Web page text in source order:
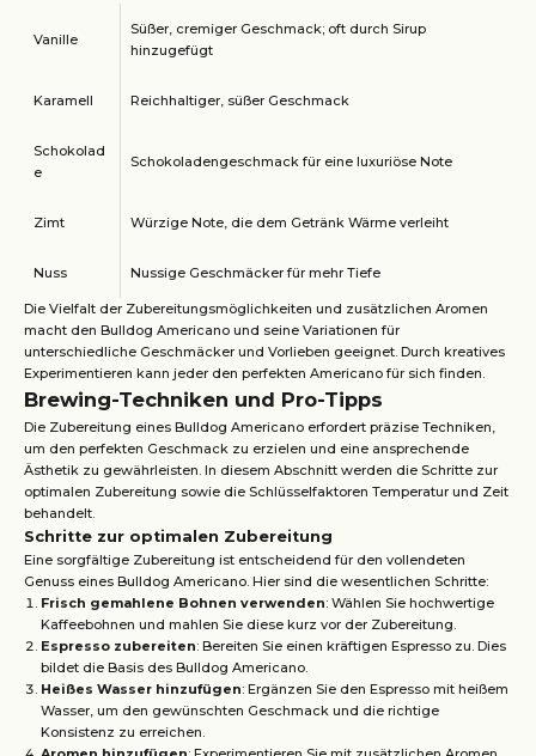
Vanille
Süßer, cremiger Geschmack; oft durch Sirup
hinzugefügt
Karamell Reichhaltiger, süßer Geschmack
Schokolad
e
Schokoladengeschmack für eine luxuriöse Note
Zimt Würzige Note, die dem Getränk Wärme verleiht
Nuss Nussige Geschmäcker für mehr Tiefe
Die Vielfalt der Zubereitungsmöglichkeiten und zusätzlichen Aromen
macht den Bulldog Americano und seine Variationen für
unterschiedliche Geschmäcker und Vorlieben geeignet. Durch kreatives
Experimentieren kann jeder den perfekten Americano für sich finden.
Brewing-Techniken und Pro-Tipps
Die Zubereitung eines Bulldog Americano erfordert präzise Techniken,
um den perfekten Geschmack zu erzielen und eine ansprechende
Ästhetik zu gewährleisten. In diesem Abschnitt werden die Schritte zur
optimalen Zubereitung sowie die Schlüsselfaktoren Temperatur und Zeit
behandelt.
Schritte zur optimalen Zubereitung
Eine sorgfältige Zubereitung ist entscheidend für den vollendeten
Genuss eines Bulldog Americano. Hier sind die wesentlichen Schritte:
Frisch gemahlene Bohnen verwenden: Wählen Sie hochwertige
Kaffeebohnen und mahlen Sie diese kurz vor der Zubereitung.
Espresso zubereiten: Bereiten Sie einen kräftigen Espresso zu. Dies
bildet die Basis des Bulldog Americano.
Heißes Wasser hinzufügen: Ergänzen Sie den Espresso mit heißem
Wasser, um den gewünschten Geschmack und die richtige
Konsistenz zu erreichen.